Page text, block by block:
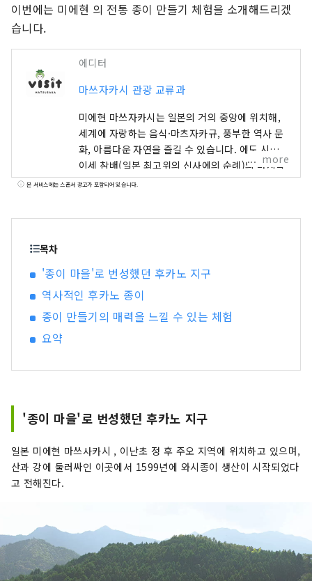
이번에는 미에현 의 전통 종이 만들기 체험을 소개해드리겠
습니다.
에디터
마쓰자카시 관광 교류과
미에현 마쓰자카시는 일본의 거의 중앙에 위치해,
세계에 자랑하는 음식·마츠자카규, 풍부한 역사 문
화, 아름다운 자연을 즐길 수 있습니다. 에도 시대,
이세 참배(일본 최고위의 신사에의 순례)의 마지막
숙바초였던 마쓰자카는, 많은 사람이나 것이 가는
more
본 서비스에는 스폰서 광고가 포함되어 있습니다.
목차
'종이 마을'로 번성했던 후카노 지구
역사적인 후카노 종이
종이 만들기의 매력을 느낄 수 있는 체험
요약
'종이 마을'로 번성했던 후카노 지구
일본 미에현 마쓰사카시 , 이난초 정 후 주오 지역에 위치하고 있으며,
산과 강에 둘러싸인 이곳에서 1599년에 와시종이 생산이 시작되었다
고 전해진다.